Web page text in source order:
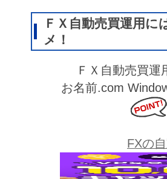
ＦＸ自動売買運用
メ！
ＦＸ自動売買
お名前.com
FXの